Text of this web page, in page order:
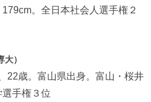
。全日本社会人選手権２
）
22歳。富山県出身。富山・桜井
手権３位